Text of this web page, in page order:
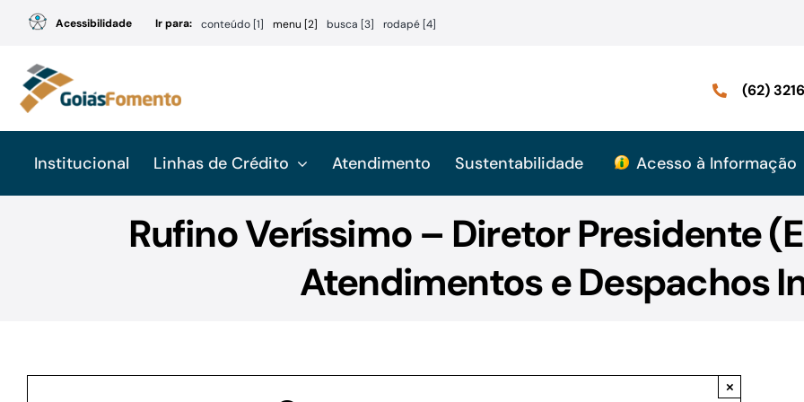
conteúdo
Acessibilidade Ir para: conteúdo [1] menu [2] busca [3] rodapé [4]
(62)
Institucional Linhas de Crédito Atendimento Sustentabilidade Acesso à Informação
Rufino Veríssimo – Diretor Presidente
Atendimentos e Despachos
×